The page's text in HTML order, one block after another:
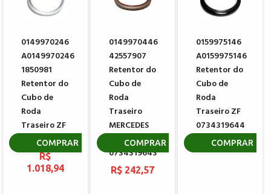
0149970246
A0149970246
1850981
Retentor do
Cubo de
Roda
Traseiro ZF
0734300257
R$
1.018,94
COMPRAR
0149970446
42557907
Retentor do
Cubo de
Roda
Traseiro
MERCEDES
BENZ - ZF
0734319643
R$ 242,57
COMPRAR
0159975146
A0159975146
Retentor do
Cubo de
Roda
Traseiro ZF
0734319644
R$ 783,87
COMPRAR